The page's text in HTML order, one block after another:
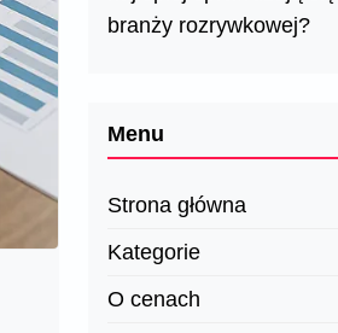
branży rozrywkowej?
Menu
Strona główna
Kategorie
O cenach